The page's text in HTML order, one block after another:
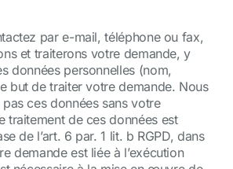
par e-mail, téléphone ou fax,
et traiterons votre demande, y
données personnelles (nom,
but de traiter votre demande. Nous
ces données sans votre
traitement de ces données est
de l’art. 6 par. 1 lit. b RGPD, dans
demande est liée à l’exécution